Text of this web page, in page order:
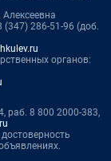
(347) 286-51-96 (доб.
органов:
раб. 8 800 2000-383,